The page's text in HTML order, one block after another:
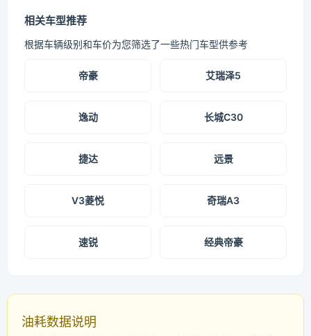
相关车型推荐
根据车辆级别和车价为您筛选了一些热门车型供参考
帝豪 艾瑞泽5
逸动 长城C30
捷达 远景
V3菱悦 奇瑞A3
速锐 经典帝豪
油耗数据说明